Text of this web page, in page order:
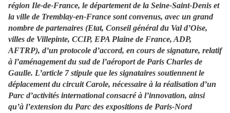
région Ile-de-France, le département de la Seine-Saint-Denis et
la ville de Tremblay-en-France sont convenus, avec un grand
nombre de partenaires (Etat, Conseil général du Val d’Oise,
villes de Villepinte, CCIP, EPA Plaine de France, ADP,
AFTRP), d’un protocole d’accord, en cours de signature, relatif
à l’aménagement du sud de l’aéroport de Paris Charles de
Gaulle. L’article 7 stipule que les signataires soutiennent le
déplacement du circuit Carole, nécessaire à la réalisation d’un
Parc d’activités international consacré à l’innovation, ainsi
qu’à l’extension du Parc des expositions de Paris-Nord